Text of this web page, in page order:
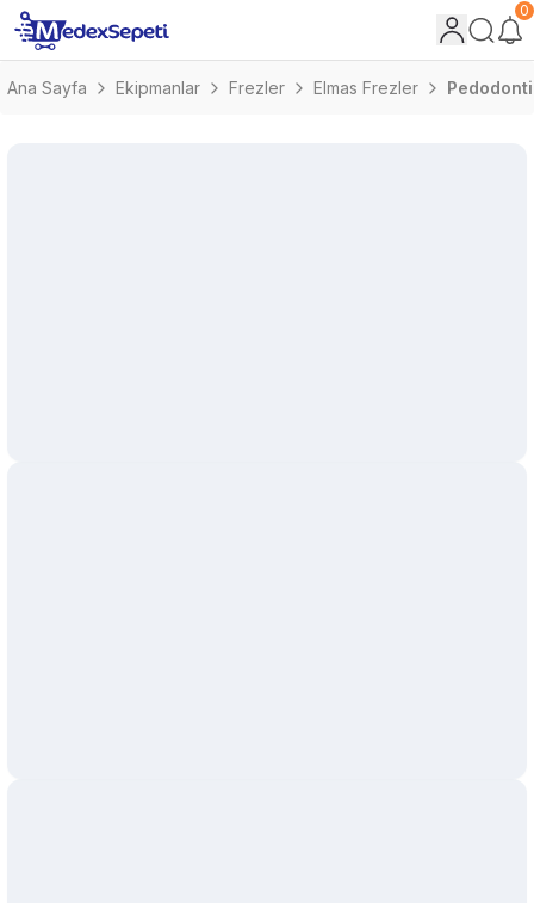
0
Ana Sayfa Ekipmanlar Frezler Elmas Frezler